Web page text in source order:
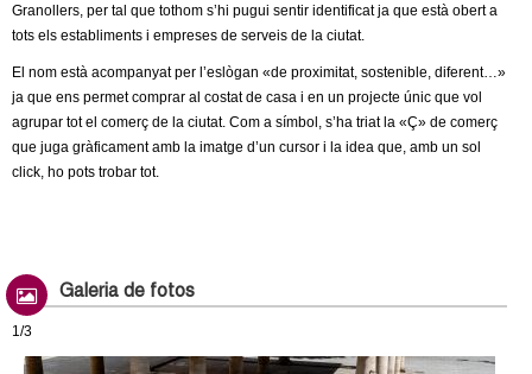
s
e
t
e
n
a
Granollers, per tal que tothom s’hi pugui sentir identificat ja que està obert a
tots els establiments i empreses de serveis de la ciutat.
El nom està acompanyat per l’eslògan «de proximitat, sostenible, diferent…»
ja que ens permet comprar al costat de casa i en un projecte únic que vol
agrupar tot el comerç de la ciutat. Com a símbol, s’ha triat la «Ç» de comerç
que juga gràficament amb la imatge d’un cursor i la idea que, amb un sol
click, ho pots trobar tot.
Galeria de fotos
1/3